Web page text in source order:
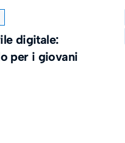
digitale:
per i giovani